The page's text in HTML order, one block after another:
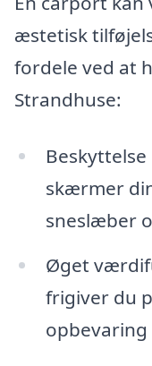
æstetisk
fordele ved at
Strandhuse:
skærmer
sneslæber
Øget
frigiver du